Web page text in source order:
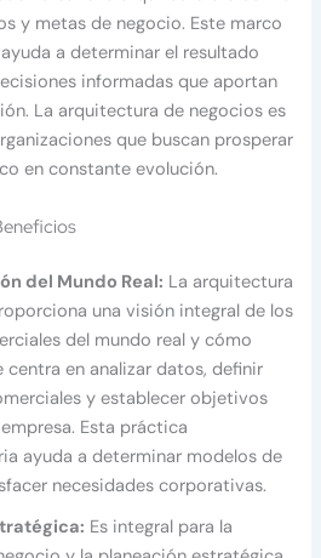
y metas de negocio. Este marco
a determinar el resultado
informadas que aportan
La arquitectura de negocios es
que buscan prosperar
en constante evolución.
del Mundo Real: La arquitectura
una visión integral de los
del mundo real y cómo
centra en analizar datos, definir
y establecer objetivos
Esta práctica
ayuda a determinar modelos de
necesidades corporativas.
Es integral para la